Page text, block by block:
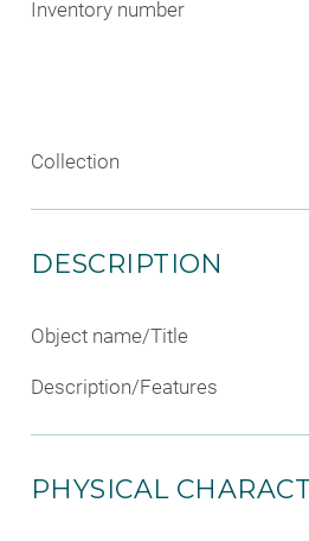
Inventory number
Collection
DESCRIPTION
Object name/Title
Description/Features
PHYSICAL